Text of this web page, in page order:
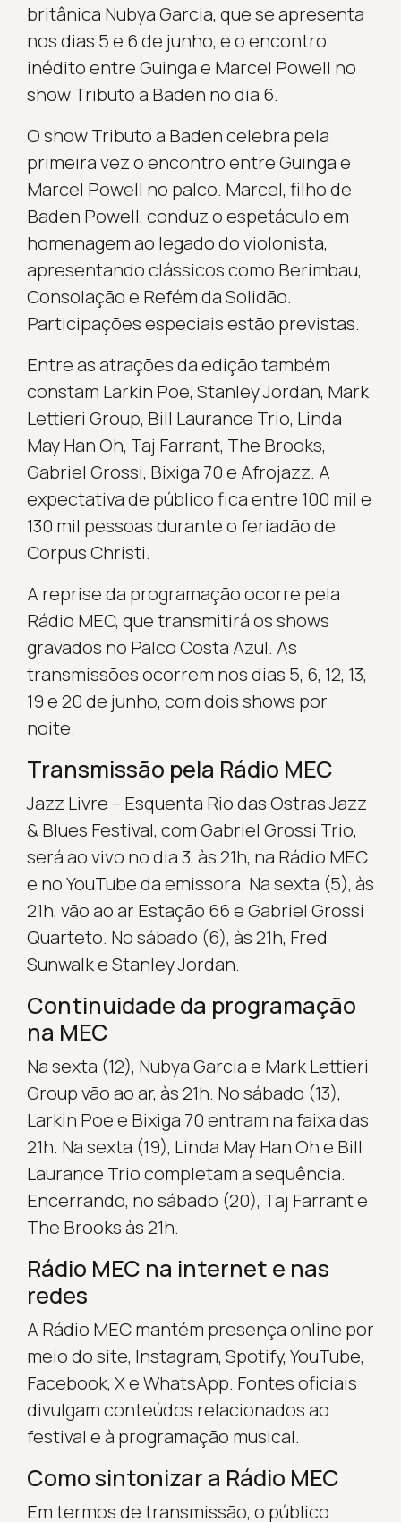
britânica Nubya Garcia, que se apresenta
nos dias 5 e 6 de junho, e o encontro
inédito entre Guinga e Marcel Powell no
show Tributo a Baden no dia 6.
O show Tributo a Baden celebra pela
primeira vez o encontro entre Guinga e
Marcel Powell no palco. Marcel, filho de
Baden Powell, conduz o espetáculo em
homenagem ao legado do violonista,
apresentando clássicos como Berimbau,
Consolação e Refém da Solidão.
Participações especiais estão previstas.
Entre as atrações da edição também
constam Larkin Poe, Stanley Jordan, Mark
Lettieri Group, Bill Laurance Trio, Linda
May Han Oh, Taj Farrant, The Brooks,
Gabriel Grossi, Bixiga 70 e Afrojazz. A
expectativa de público fica entre 100 mil e
130 mil pessoas durante o feriadão de
Corpus Christi.
A reprise da programação ocorre pela
Rádio MEC, que transmitirá os shows
gravados no Palco Costa Azul. As
transmissões ocorrem nos dias 5, 6, 12, 13,
19 e 20 de junho, com dois shows por
noite.
Transmissão pela Rádio MEC
Jazz Livre – Esquenta Rio das Ostras Jazz
& Blues Festival, com Gabriel Grossi Trio,
será ao vivo no dia 3, às 21h, na Rádio MEC
e no YouTube da emissora. Na sexta (5), às
21h, vão ao ar Estação 66 e Gabriel Grossi
Quarteto. No sábado (6), às 21h, Fred
Sunwalk e Stanley Jordan.
Continuidade da programação
na MEC
Na sexta (12), Nubya Garcia e Mark Lettieri
Group vão ao ar, às 21h. No sábado (13),
Larkin Poe e Bixiga 70 entram na faixa das
21h. Na sexta (19), Linda May Han Oh e Bill
Laurance Trio completam a sequência.
Encerrando, no sábado (20), Taj Farrant e
The Brooks às 21h.
Rádio MEC na internet e nas
redes
A Rádio MEC mantém presença online por
meio do site, Instagram, Spotify, YouTube,
Facebook, X e WhatsApp. Fontes oficiais
divulgam conteúdos relacionados ao
festival e à programação musical.
Como sintonizar a Rádio MEC
Em termos de transmissão, o público